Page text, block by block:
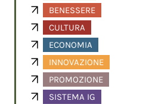
BENESSERE
CULTURA
ECONOMIA
INNOVAZIONE
PROMOZIONE
SISTEMA IG